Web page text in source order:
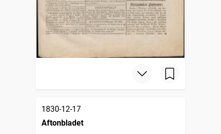
1830-12-17
Aftonbladet